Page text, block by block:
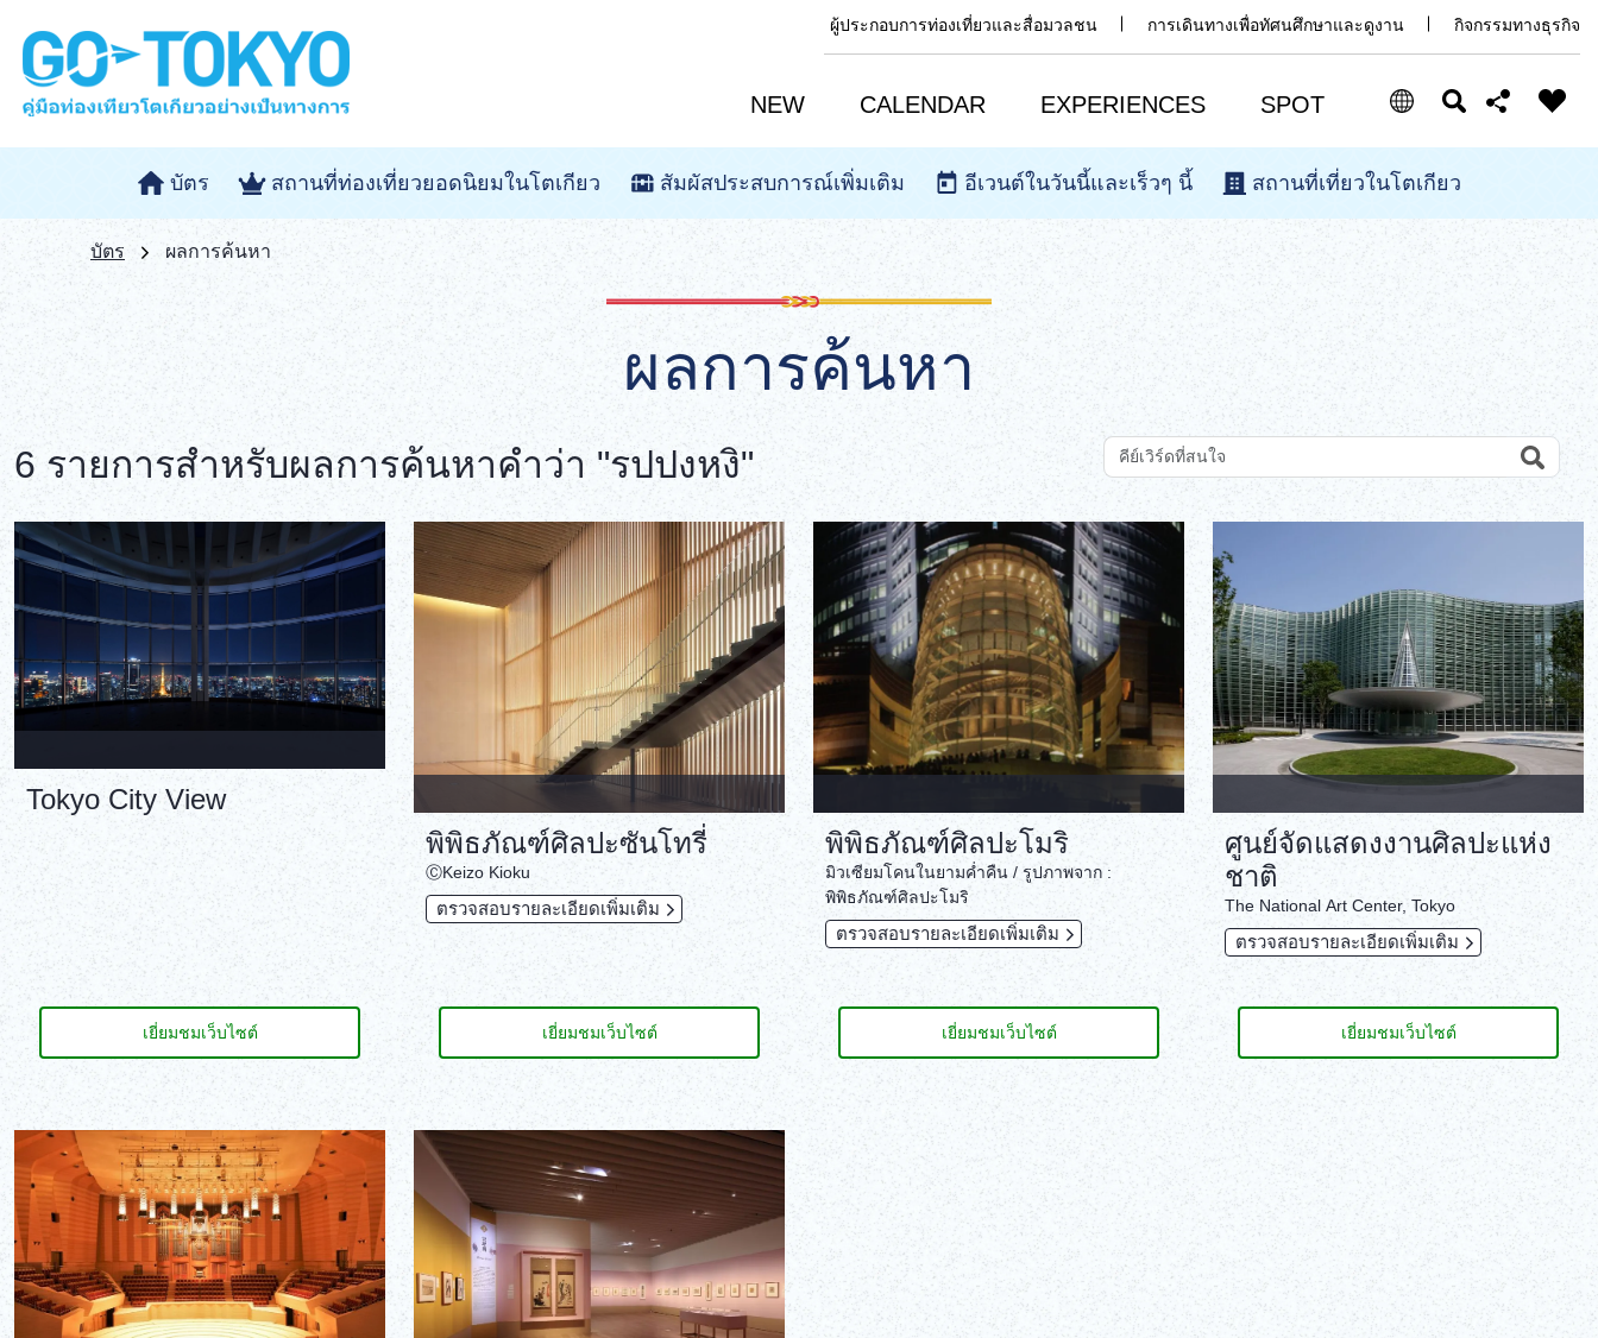
ผู้ประกอบการท่องเที่ยวและสื่อมวลชน การเดินทางเพื่อทัศนศึกษาและดูงาน กิจกรรมทางธุรกิจ
NEW CALENDAR EXPERIENCES SPOT
Select Language
ENGLISH
中文(简体)
中文(繁體/正體)
한글
DEUTSCH
ITALIANO
ESPAÑOL
FRANÇAIS
Share this page
Facebook
X (Twitter)
Email
บัตร สถานที่ท่องเที่ยวยอดนิยมในโตเกียว สัมผัสประสบการณ์เพิ่มเติม อีเวนต์ในวันนี้และเร็วๆ นี้ สถานที่เที่ยวในโตเกียว
บัตร ผลการค้นหา
ผลการค้นหา
6 รายการสำหรับผลการค้นหาคำว่า "รปปงหงิ"
Search
ค้นหาสถานที่ท่องเที่ยวด้วยคีย์เวิร์ด
Tokyo City View
เยี่ยมชมเว็บไซต์
พิพิธภัณฑ์ศิลปะซันโทรี่
‎ⒸKeizo Kioku
ตรวจสอบรายละเอียดเพิ่มเติม
เยี่ยมชมเว็บไซต์
พิพิธภัณฑ์ศิลปะโมริ
มิวเซียมโคนในยามค่ำคืน / รูปภาพจาก :
พิพิธภัณฑ์ศิลปะโมริ
ตรวจสอบรายละเอียดเพิ่มเติม
เยี่ยมชมเว็บไซต์
ศูนย์จัดแสดงงานศิลปะแห่ง
ชาติ
The National Art Center, Tokyo
ตรวจสอบรายละเอียดเพิ่มเติม
เยี่ยมชมเว็บไซต์